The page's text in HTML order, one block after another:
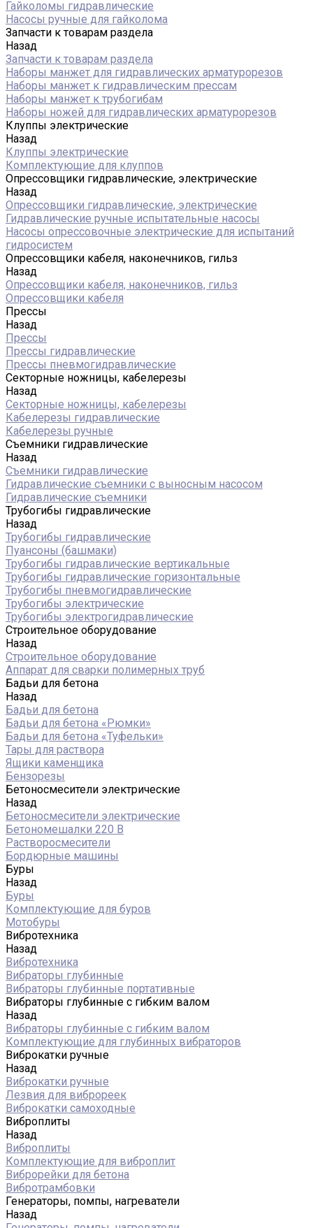
Гайколомы гидравлические
Насосы ручные для гайколома
Запчасти к товарам раздела
Назад
Запчасти к товарам раздела
Наборы манжет для гидравлических арматурорезов
Наборы манжет к гидравлическим прессам
Наборы манжет к трубогибам
Наборы ножей для гидравлических арматурорезов
Клуппы электрические
Назад
Клуппы электрические
Комплектующие для клуппов
Опрессовщики гидравлические, электрические
Назад
Опрессовщики гидравлические, электрические
Гидравлические ручные испытательные насосы
Насосы опрессовочные электрические для испытаний
гидросистем
Опрессовщики кабеля, наконечников, гильз
Назад
Опрессовщики кабеля, наконечников, гильз
Опрессовщики кабеля
Прессы
Назад
Прессы
Прессы гидравлические
Прессы пневмогидравлические
Секторные ножницы, кабелерезы
Назад
Секторные ножницы, кабелерезы
Кабелерезы гидравлические
Кабелерезы ручные
Съемники гидравлические
Назад
Съемники гидравлические
Гидравлические cъемники с выносным насосом
Гидравлические съемники
Трубогибы гидравлические
Назад
Трубогибы гидравлические
Пуансоны (башмаки)
Трубогибы гидравлические вертикальные
Трубогибы гидравлические горизонтальные
Трубогибы пневмогидравлические
Трубогибы электрические
Трубогибы электрогидравлические
Строительное оборудование
Назад
Строительное оборудование
Аппарат для сварки полимерных труб
Бадьи для бетона
Назад
Бадьи для бетона
Бадьи для бетона «Рюмки»
Бадьи для бетона «Туфельки»
Тары для раствора
Ящики каменщика
Бензорезы
Бетоносмесители электрические
Назад
Бетоносмесители электрические
Бетономешалки 220 В
Растворосмесители
Бордюрные машины
Буры
Назад
Буры
Комплектующие для буров
Мотобуры
Вибротехника
Назад
Вибротехника
Вибраторы глубинные
Вибраторы глубинные портативные
Вибраторы глубинные с гибким валом
Назад
Вибраторы глубинные с гибким валом
Комплектующие для глубинных вибраторов
Виброкатки ручные
Назад
Виброкатки ручные
Лезвия для виброреек
Виброкатки самоходные
Виброплиты
Назад
Виброплиты
Комплектующие для виброплит
Виброрейки для бетона
Вибротрамбовки
Генераторы, помпы, нагреватели
Назад